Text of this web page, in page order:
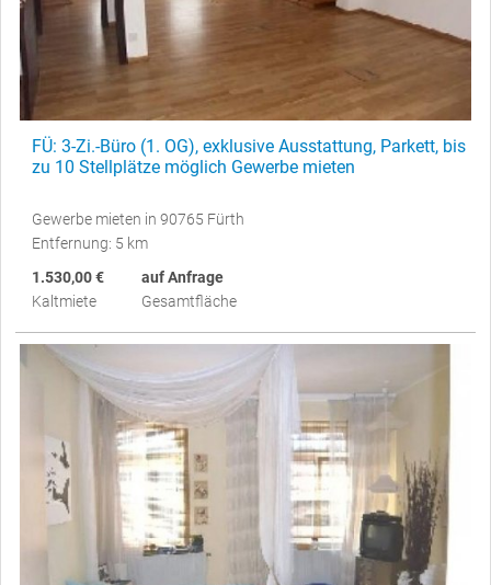
FÜ: 3-Zi.-Büro (1. OG), exklusive Ausstattung, Parkett, bis
zu 10 Stellplätze möglich Gewerbe mieten
Gewerbe mieten in 90765 Fürth
Entfernung: 5 km
1.530,00 €
Kaltmiete
auf Anfrage
Gesamtfläche